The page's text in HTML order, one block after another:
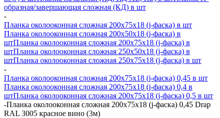
образная/завершающая сложная (КД) в шт
-
Планка околооконная сложная 200х75х18 (j-фаска) в шт
Планка околооконная сложная 200х50х18 (j-фаска) в
штПланка околооконная сложная 200х75х18 (j-фаска) в
штПланка околооконная сложная 250х50х18 (j-фаска) в
штПланка околооконная сложная 250х75х18 (j-фаска) в шт
-
Планка околооконная сложная 200х75х18 (j-фаска) 0,45 в шт
Планка околооконная сложная 200х75х18 (j-фаска) 0,4 в
штПланка околооконная сложная 200х75х18 (j-фаска) 0,5 в шт
-Планка околооконная сложная 200х75х18 (j-фаска) 0,45 Drap
RAL 3005 красное вино (3м)